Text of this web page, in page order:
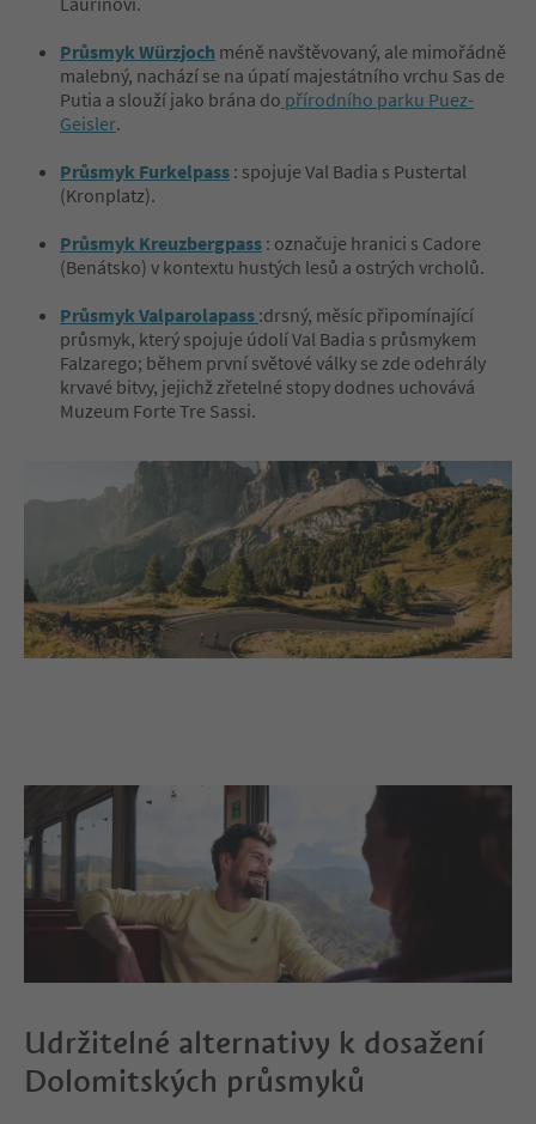
Průsmyk Würzjoch méně navštěvovaný, ale mimořádně
malebný, nachází se na úpatí majestátního vrchu Sas de
Putia a slouží jako brána do přírodního parku Puez-
Geisler.
Průsmyk Furkelpass : spojuje Val Badia s Pustertal
(Kronplatz).
Průsmyk Kreuzbergpass : označuje hranici s Cadore
(Benátsko) v kontextu hustých lesů a ostrých vrcholů.
Průsmyk Valparolapass :drsný, měsíc připomínající
průsmyk, který spojuje údolí Val Badia s průsmykem
Falzarego; během první světové války se zde odehrály
krvavé bitvy, jejichž zřetelné stopy dodnes uchovává
Muzeum Forte Tre Sassi.
Udržitelné alternativy k dosažení
Dolomitských průsmyků